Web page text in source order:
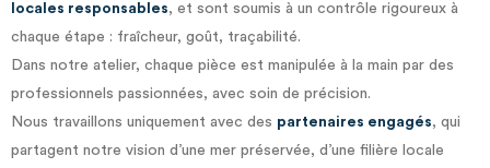
locales responsables, et sont soumis à un contrôle rigoureux à
chaque étape : fraîcheur, goût, traçabilité.
Dans notre atelier, chaque pièce est manipulée à la main par des
professionnels passionnées, avec soin de précision.
Nous travaillons uniquement avec des partenaires engagés, qui
partagent notre vision d’une mer préservée, d’une filière locale